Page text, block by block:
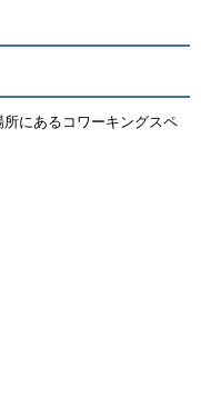
にあるコワーキングスペ